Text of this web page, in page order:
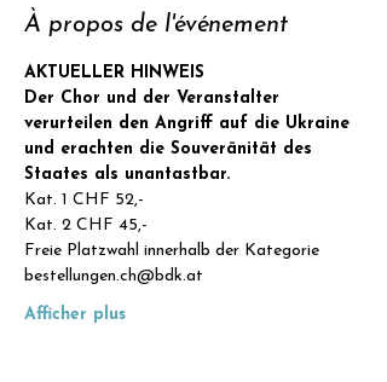
À propos de l'événement
AKTUELLER HINWEIS
Der Chor und der Veranstalter
verurteilen den Angriff auf die Ukraine
und erachten die Souveränität des
Staates als unantastbar.
Kat. 1 CHF 52,-
Kat. 2 CHF 45,-
Freie Platzwahl innerhalb der Kategorie
bestellungen.ch@bdk.at
Afficher plus